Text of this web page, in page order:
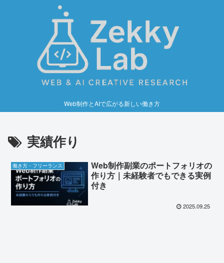
Web制作とAIで広がる新しい働き方
実績作り
働き方・フリーランス
Web制作副業のポートフォリオの
作り方｜未経験者でもできる実例
付き
2025.09.25